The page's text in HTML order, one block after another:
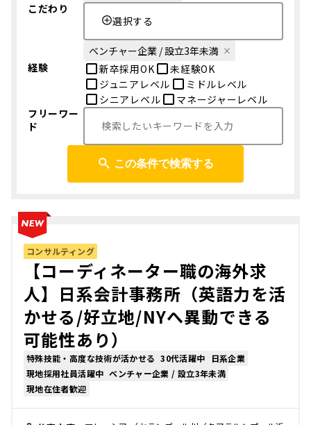
こだわり
選択する
ベンチャー企業 / 設立3年未満
経験
新卒採用OK
未経験OK
ジュニアレベル
ミドルレベル
シニアレベル
マネージャーレベル
フリーワー
ド
この条件で検索する
コンサルティング
【コーディネーター職の海外求
人】日系会計事務所（英語力を活
かせる/好立地/NYへ異動できる
可能性あり）
特殊技能・高度な技術が活かせる 30代活躍中
日系企業
現地採用社員活躍中 ベンチャー企業 / 設立3年未満
現地在住者歓迎